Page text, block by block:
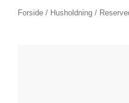
Forside / Husholdning /